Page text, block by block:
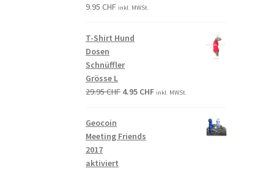
9.95CHF inkl. MWSt.
T-Shirt Hund
Dosen
Schnüffler
Grösse L
29.95CHF 4.95 CHF inkl. MWSt.
Geocoin
Meeting Friends
2017
aktiviert